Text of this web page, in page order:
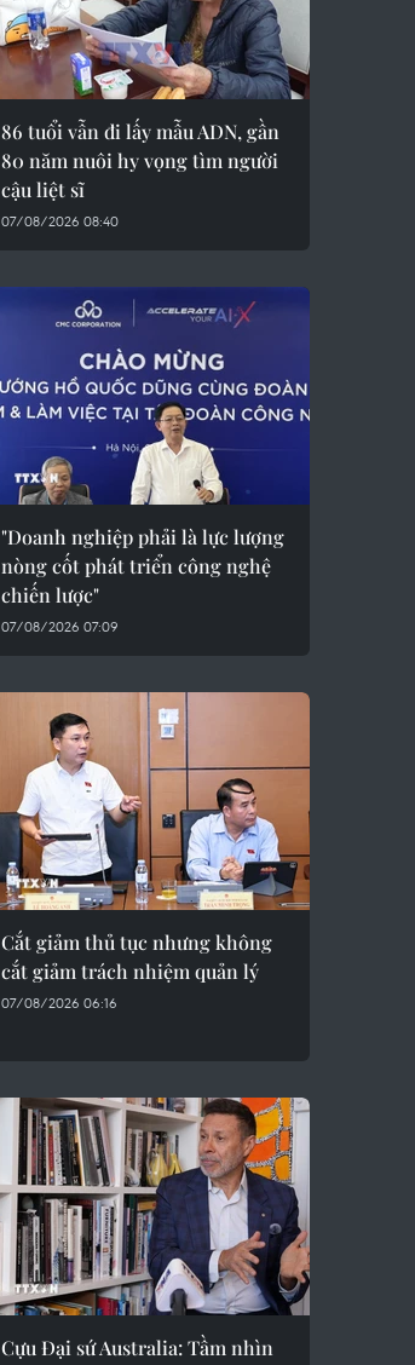
86 tuổi vẫn đi lấy mẫu ADN, gần
80 năm nuôi hy vọng tìm người
cậu liệt sĩ
07/08/2026 08:40
"Doanh nghiệp phải là lực lượng
nòng cốt phát triển công nghệ
chiến lược"
07/08/2026 07:09
Cắt giảm thủ tục nhưng không
cắt giảm trách nhiệm quản lý
07/08/2026 06:16
Cựu Đại sứ Australia: Tầm nhìn